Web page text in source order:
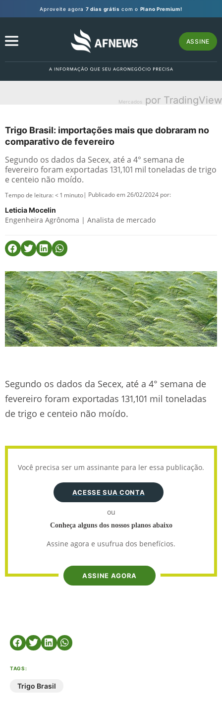
Aproveite agora 7 dias grátis com o Plano Premium!
ASSINE
Mercados por TradingView
Trigo Brasil: importações mais que dobraram no
comparativo de fevereiro
Segundo os dados da Secex, até a 4° semana de
fevereiro foram exportadas 131,101 mil toneladas de trigo
e centeio não moído.
Tempo de leitura:< 1 minuto| Publicado em 26/02/2024 por:
Leticia Mocelin
Engenheira Agrônoma | Analista de mercado
Segundo os dados da Secex, até a 4° semana de
fevereiro foram exportadas 131,101 mil toneladas
de trigo e centeio não moído.
Você precisa ser um assinante para ler essa publicação.
ACESSE SUA CONTA
ou
Conheça alguns dos nossos planos abaixo
Assine agora e usufrua dos benefícios.
ASSINE AGORA
TAGS:
Trigo Brasil